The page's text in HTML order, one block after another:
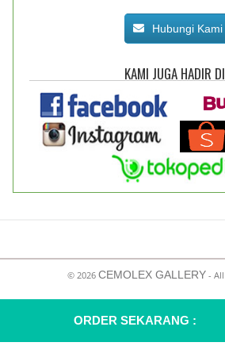
ORDER SEKARANG :
Hubungi Kami
KAMI JUGA HADIR
© 2026 CEMOLEX GALLERY -